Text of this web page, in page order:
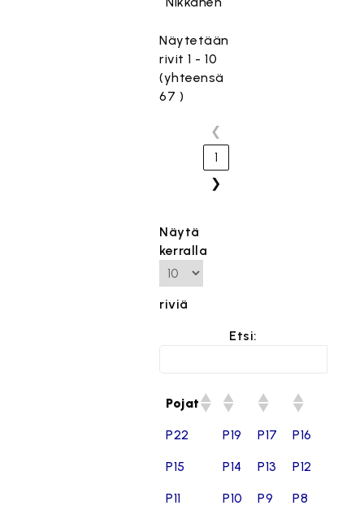
Näytetään
rivit 1 - 10
(yhteensä
67 )
❮
1
❯
Näytä
kerralla
riviä
Etsi:
Pojat
P22 P19 P17 P16
P15 P14 P13 P12
P11 P10 P9 P8